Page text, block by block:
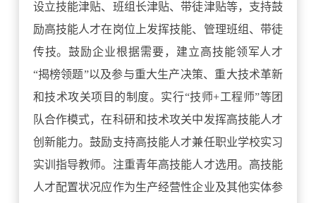
设立技能津贴、班组长津贴、带徒津贴等，支持鼓
励高技能人才在岗位上发挥技能、管理班组、带徒
传技。鼓励企业根据需要，建立高技能领军人才
“揭榜领题”以及参与重大生产决策、重大技术革新
和技术攻关项目的制度。实行“技师+工程师”等团
队合作模式，在科研和技术攻关中发挥高技能人才
创新能力。鼓励支持高技能人才兼任职业学校实习
实训指导教师。注重青年高技能人才选用。高技能
人才配置状况应作为生产经营性企业及其他实体参